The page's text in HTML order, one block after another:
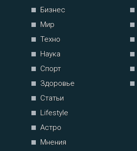
Бизнес
Мир
Техно
Наука
Спорт
Здоровье
Статьи
Lifestyle
Астро
Мнения